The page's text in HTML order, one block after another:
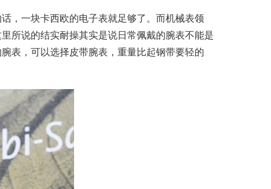
，一块卡西欧的电子表就足够了。而机械表领
所说的结实耐操其实是说日常佩戴的腕表不能是
表，可以选择皮带腕表，重量比起钢带要轻的